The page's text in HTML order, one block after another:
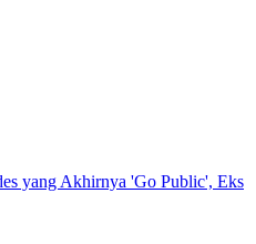
yang Akhirnya 'Go Public', Eks